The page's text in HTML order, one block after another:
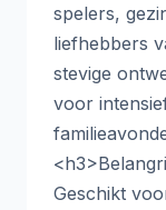
spelers,
liefhebbers
stevige
voor
Geschikt